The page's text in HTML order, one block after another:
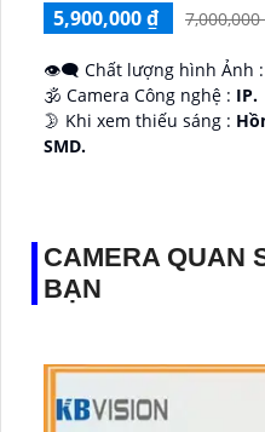
5,900,000 ₫
👁️‍🗨 Chất lượng hình Ảnh :
🕉️ Camera Công nghệ : IP.
🌛 Khi xem thiếu sáng :
SMD.
CAMERA QUAN
BẠN